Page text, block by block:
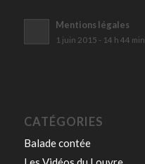
Mentions légales
1 juin 2015 - 14 h 44 min
CATÉGORIES
Balade contée